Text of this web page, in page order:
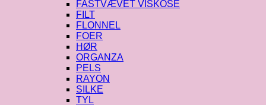
FASTVÆVET VISKOSE
FILT
FLONNEL
FOER
HØR
ORGANZA
PELS
RAYON
SILKE
TYL